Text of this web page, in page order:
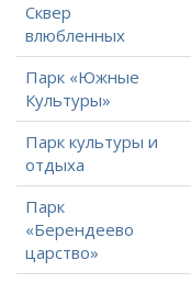
Сквер
влюбленных
Парк «Южные
Культуры»
Парк культуры и
отдыха
Парк
«Берендеево
царство»